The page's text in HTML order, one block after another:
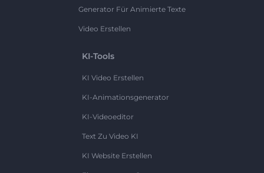
Generator Für Animierte Texte
Video Erstellen
KI-Tools
KI Video Erstellen
KI-Animationsgenerator
KI-Videoeditor
Text Zu Video KI
KI Website Erstellen